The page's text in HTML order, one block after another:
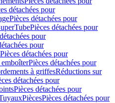
détachées pour
Pièces détachées pour
Pièces détachées pour
pour
pour
Pièces détachées pour
emboîterPièces détachées pour
à griffesRéductions sur
détachées pour
Pièces détachées pour
PiècesPièces détachées pour